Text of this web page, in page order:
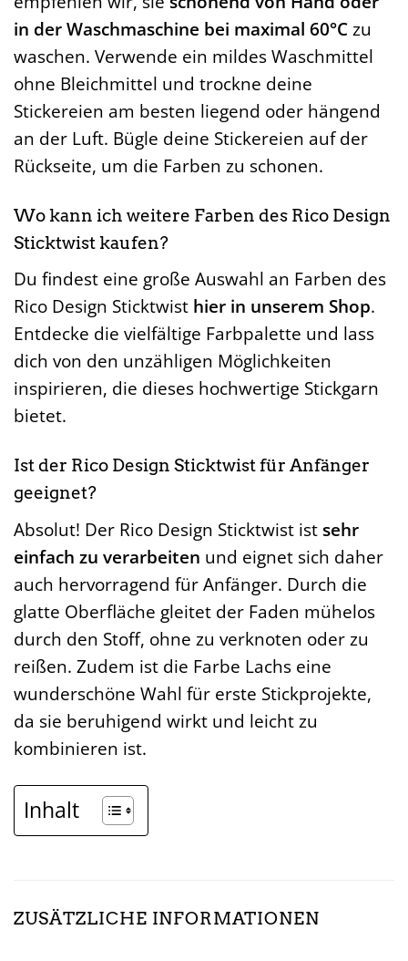
in der Waschmaschine bei maximal 60°Czu
waschen. Verwende ein mildes Waschmittel
ohne Bleichmittel und trockne deine
Stickereien am besten liegend oder hängend
an der Luft. Bügle deine Stickereien auf der
Rückseite, um die Farben zu schonen.
Wo kann ich weitere Farben des Rico Design
Sticktwist kaufen?
Du findest eine große Auswahl an Farben des
Rico Design Sticktwist hier in unserem Shop.
Entdecke die vielfältige Farbpalette und lass
dich von den unzähligen Möglichkeiten
inspirieren, die dieses hochwertige Stickgarn
bietet.
Ist der Rico Design Sticktwist für Anfänger
geeignet?
Absolut! Der Rico Design Sticktwist istsehr
einfach zu verarbeiten und eignet sich daher
auch hervorragend für Anfänger. Durch die
glatte Oberfläche gleitet der Faden mühelos
durch den Stoff, ohne zu verknoten oder zu
reißen. Zudem ist die Farbe Lachs eine
wunderschöne Wahl für erste Stickprojekte,
da sie beruhigend wirkt und leicht zu
kombinieren ist.
Inhalt
ZUSÄTZLICHE INFORMATIONEN